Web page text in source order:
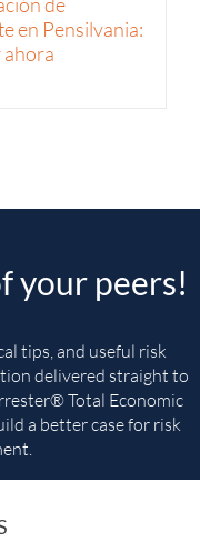
en Pensilvania:
ahora
your peers!
tips, and useful risk
delivered straight to
Total Economic
a better case for risk